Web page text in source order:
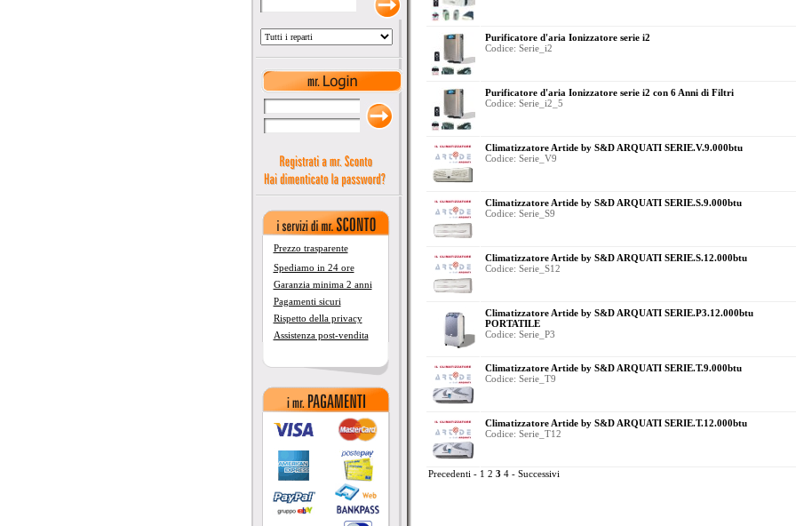
Prezzo trasparente
Spediamo in 24 ore
Garanzia minima 2 anni
Pagamenti sicuri
Rispetto della privacy
Assistenza post-vendita
Purificatore d'aria Ionizzatore serie i2
Codice: Serie_i2
Purificatore d'aria Ionizzatore serie i2 con 6 Anni di Filtri
Codice: Serie_i2_5
Climatizzatore Artide by S&D ARQUATI SERIE.V.9.000btu
Codice: Serie_V9
Climatizzatore Artide by S&D ARQUATI SERIE.S.9.000btu
Codice: Serie_S9
Climatizzatore Artide by S&D ARQUATI SERIE.S.12.000btu
Codice: Serie_S12
Climatizzatore Artide by S&D ARQUATI SERIE.P3.12.000btu
PORTATILE
Codice: Serie_P3
Climatizzatore Artide by S&D ARQUATI SERIE.T.9.000btu
Codice: Serie_T9
Climatizzatore Artide by S&D ARQUATI SERIE.T.12.000btu
Codice: Serie_T12
Precedenti - 1 2 3 4- Successivi